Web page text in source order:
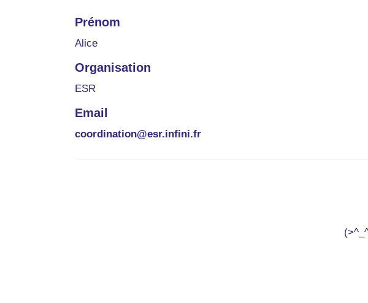
Prénom
Alice
Organisation
ESR
Email
coordination@esr.infini.fr